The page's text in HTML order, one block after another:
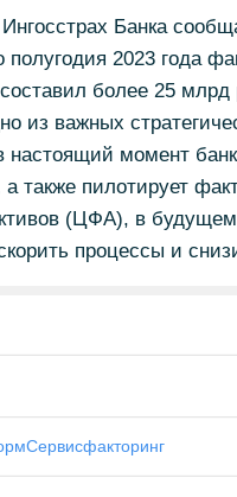
Банка
полугодия 2023 года
более 25 млрд
из важных
момент
также пилотирует
(ЦФА), в
процессы и
факторинг